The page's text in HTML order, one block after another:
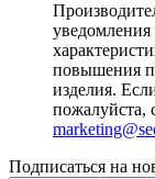
уведомления
повышения
изделия.
пожалуйста,
Подписаться на